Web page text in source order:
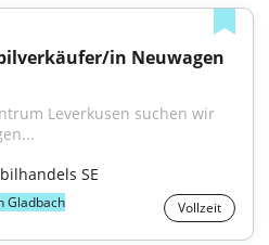
in Neuwagen
Leverkusen suchen wir
SE
Gladbach Vollzeit